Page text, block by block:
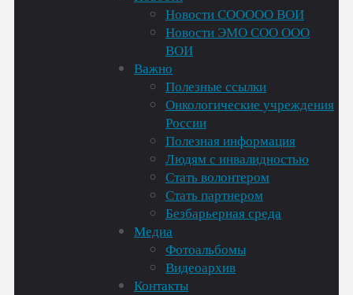
председателя
Всероссийского
Общества
Инвалидов
Терентьева"
Новости СООООО ВОИ
Новости ЭМО СОО ООО
ВОИ
Важно
Полезные ссылки
Онкологические учреждения
России
Полезная информация
Людям с инвалидностью
Стать волонтером
Стать партнером
Безбарьерная среда
Медиа
Фотоальбомы
Видеоархив
Контакты